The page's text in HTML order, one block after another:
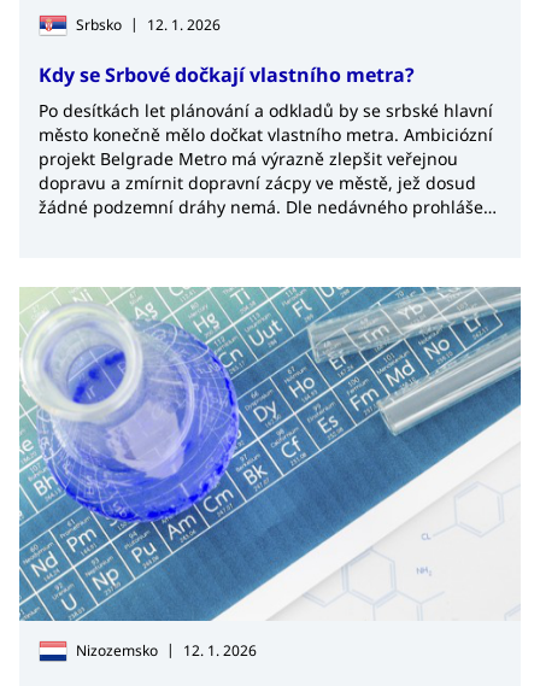
Srbsko | 12. 1. 2026
Kdy se Srbové dočkají vlastního metra?
Po desítkách let plánování a odkladů by se srbské hlavní
město konečně mělo dočkat vlastního metra. Ambiciózní
projekt Belgrade Metro má výrazně zlepšit veřejnou
dopravu a zmírnit dopravní zácpy ve městě, jež dosud
žádné podzemní dráhy nemá. Dle nedávného prohlášení
Nizozemsko | 12. 1. 2026